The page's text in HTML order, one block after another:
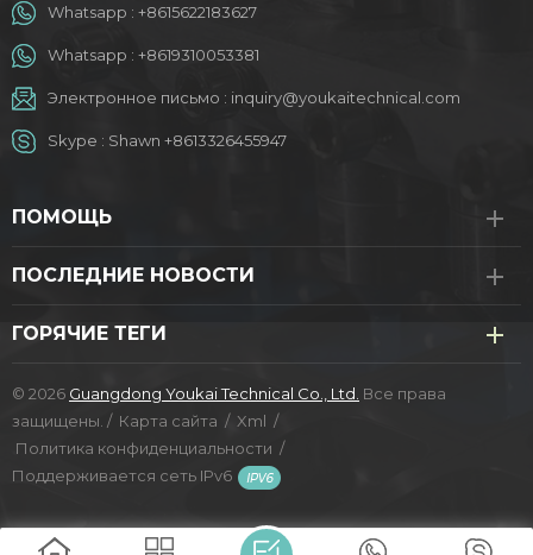
Whatsapp : +8615622183627
Whatsapp : +8619310053381
Электронное письмо : inquiry@youkaitechnical.com
Skype : Shawn +8613326455947
ПОМОЩЬ
ПОСЛЕДНИЕ НОВОСТИ
ГОРЯЧИЕ ТЕГИ
© 2026 Guangdong Youkai Technical Co., Ltd. Все права
защищены. / Карта сайта / Xml /
Политика конфиденциальности /
Поддерживается сеть IPv6